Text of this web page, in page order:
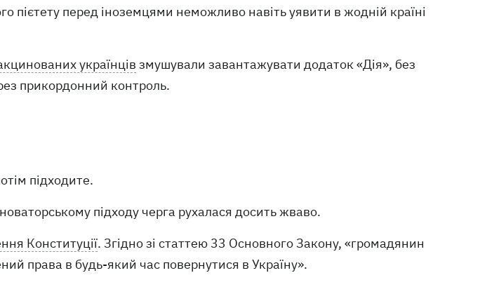
пієтету перед іноземцями неможливо навіть уявити в жодній країні
українців змушували завантажувати додаток «Дія», без
прикордонний контроль.
підходите.
підходу черга рухалася досить жваво.
Конституції. Згідно зі статтею 33 Основного Закону, «громадянин
права в будь-який час повернутися в Україну».